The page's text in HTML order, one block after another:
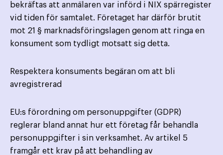
bekräftas att anmälaren var införd i NIX spärregister
vid tiden för samtalet. Företaget har därför brutit
mot 21 § marknadsföringslagen genom att ringa en
konsument som tydligt motsatt sig detta.
Respektera konsuments begäran om att bli
avregistrerad
EU:s förordning om personuppgifter (GDPR)
reglerar bland annat hur ett företag får behandla
personuppgifter i sin verksamhet. Av artikel 5
framgår ett krav på att behandling av